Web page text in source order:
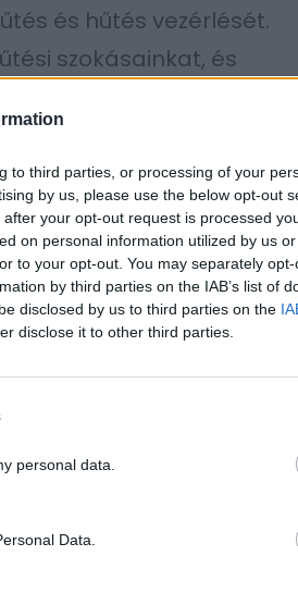
to third parties, or processing of your
by us, please use the below opt-out
your opt-out request is processed
on personal information utilized by us
to your opt-out. You may separately
by third parties on the IAB’s list of
disclosed by us to third parties on the
disclose it to other third parties.
personal data.
Data.
és hűtés vezérlését.
szokásainkat, és
kényelem és a
tudja, mikor nem
és ilyenkor
előtt időben
keresztül
rendkívül hasznos
haza.
okos radiátorszelepek
külön-külön
fűteni a
Az okos fűtési
otthonunk ökológiai